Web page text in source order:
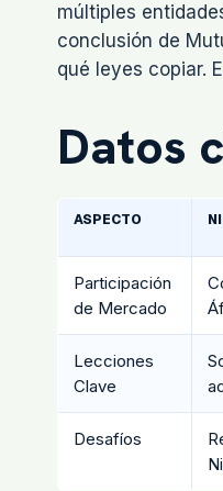
múltiples
conclusión de
qué leyes copiar.
Datos
ASPECTO
Participación
de Mercado
Lecciones
Clave
Desafíos